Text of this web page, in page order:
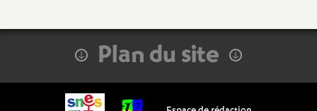
s
d
Plan du site